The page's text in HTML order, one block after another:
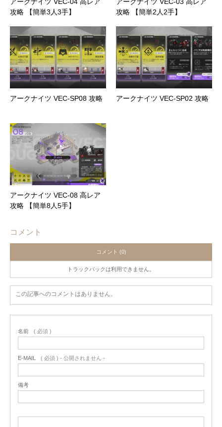
アークナイツ VEC-04 高レア
攻略 【簡単3人3手】
アークナイツ VEC-03 高レア
攻略 【簡単2人2手】
アークナイツ VEC-SP08 攻略 アークナイツ VEC-SP02 攻略
アークナイツ VEC-08 高レア
攻略 【簡単8人5手】
コメント
コメント (0)
トラックバックは利用できません。
この記事へのコメントはありません。
名前 ( 必須 )
E-MAIL ( 必須 ) - 公開されません -
備考